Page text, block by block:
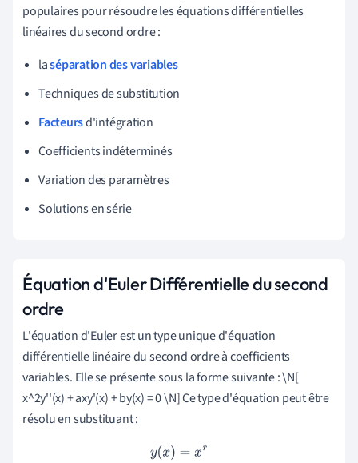
populaires pour résoudre les équations différentielles
linéaires du second ordre :
laséparation des variables
Techniques de substitution
Facteursd'intégration
Coefficients indéterminés
Variation des paramètres
Solutions en série
Équation d'Euler Différentielle du second
ordre
L'équation d'Euler est un type unique d'équation
différentielle linéaire du second ordre à coefficients
variables. Elle se présente sous la forme suivante : \N[
x^2y''(x) + axy'(x) + by(x) = 0 \N] Ce type d'équation peut être
résolu en substituant :
y(x )=x r